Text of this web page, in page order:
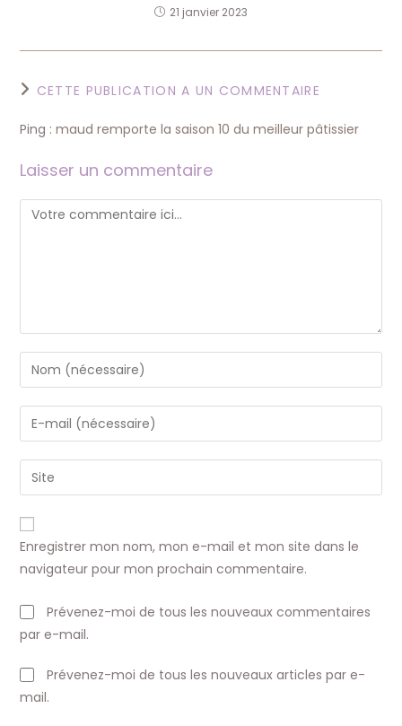
21 janvier 2023
CETTE PUBLICATION A UN COMMENTAIRE
Ping :maud remporte la saison 10 du meilleur pâtissier
Laisser un commentaire
Comment
Enter
your
name
or
to
comment
Enter
your
email
address
comment
Saisir
l’URL
de
votre
(facultatif)
Enregistrer mon nom, mon e-mail et mon site dans le
navigateur pour mon prochain commentaire.
Prévenez-moi de tous les nouveaux commentaires
par e-mail.
Prévenez-moi de tous les nouveaux articles par e-
mail.